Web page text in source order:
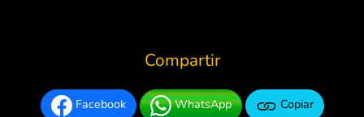
Compartir
Facebook WhatsApp Copiar